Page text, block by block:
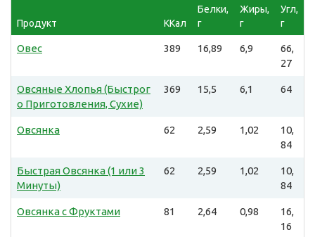
Продукт ККал
Белки,
г
Жиры,
г
Угл,
г
Овес 389 16,89 6,9
66,
27
Овсяные Хлопья (Быстрог
о Приготовления, Сухие)
369 15,5 6,1 64
Овсянка 62 2,59 1,02
10,
84
Быстрая Овсянка (1 или 3
Минуты)
62 2,59 1,02
10,
84
Овсянка с Фруктами 81 2,64 0,98
16,
16